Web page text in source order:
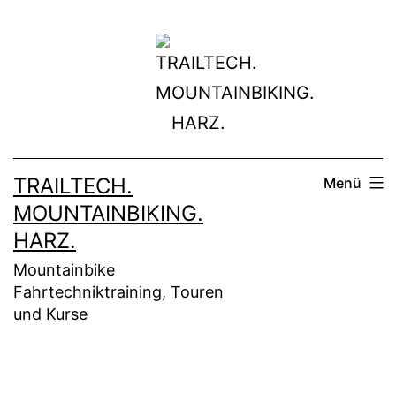
TRAILTECH.
MOUNTAINBIKING.
HARZ.
Mountainbike
Fahrtechniktraining, Touren
und Kurse
Menü